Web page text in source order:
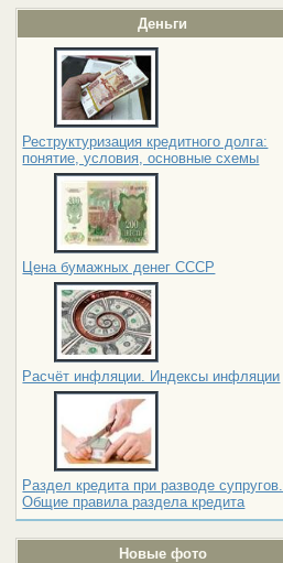
Деньги
Реструктуризация кредитного долга:
понятие, условия, основные схемы
Цена бумажных денег СССР
Расчёт инфляции. Индексы инфляции
Раздел кредита при разводе супругов.
Общие правила раздела кредита
Новые фото